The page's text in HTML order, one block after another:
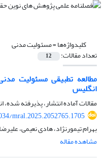
کلیدواژه‌ها =مسئولیت مدنی
تعداد مقالات: 12
مطالعه تطبیقی مسئولیت
انگلیس
مقالات آماده انتشار، پذیرفته شده،
mral.2025.2052765.1705
بهرام تیمورنژاد، هادی نعیمی،
مشاهده مقاله